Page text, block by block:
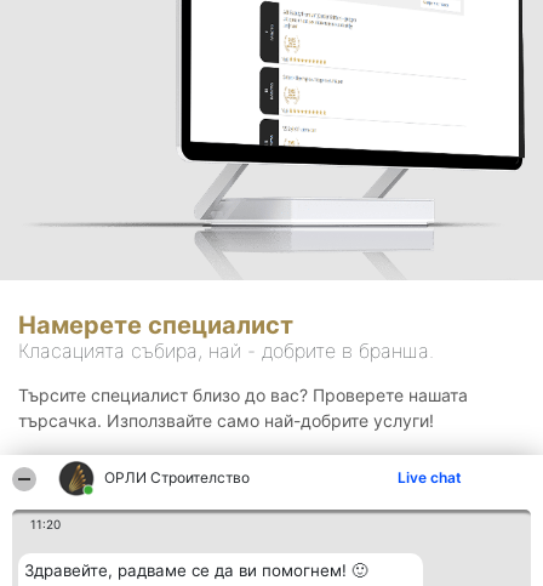
ОРЛИ Строителство Live chat
11:20
Здравейте, радваме се да ви помогнем! 🙂
Намерете специалист
Класацията събира, най - добрите в бранша.
Търсите специалист близо до вас? Проверете нашата
търсачка. Използвайте само най-добрите услуги!